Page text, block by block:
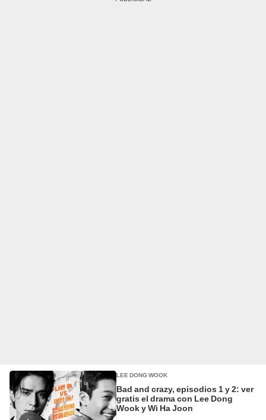
LEE DONG WOOK
Bad and crazy, episodios 1 y 2: ver
gratis el drama con Lee Dong
Wook y Wi Ha Joon